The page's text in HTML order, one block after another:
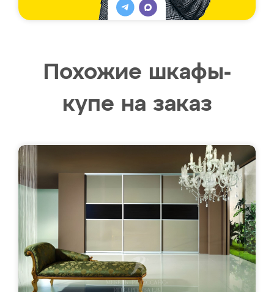
Похожие шкафы-
купе на заказ